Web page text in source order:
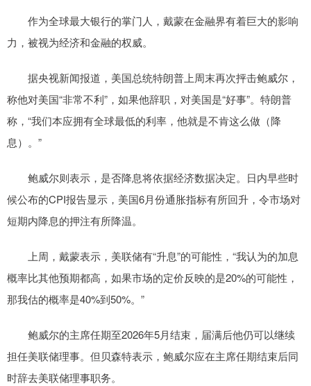
作为全球最大银行的掌门人，戴蒙在金融界有着巨大的影响
力，被视为经济和金融的权威。
据央视新闻报道，美国总统特朗普上周末再次抨击鲍威尔，
称他对美国“非常不利”，如果他辞职，对美国是“好事”。特朗普
称，“我们本应拥有全球最低的利率，他就是不肯这么做（降
息）。”
鲍威尔则表示，是否降息将依据经济数据决定。日内早些时
候公布的CPI报告显示，美国6月份通胀指标有所回升，令市场对
短期内降息的押注有所降温。
上周，戴蒙表示，美联储有“升息”的可能性，“我认为的加息
概率比其他预期都高，如果市场的定价反映的是20%的可能性，
那我估的概率是40%到50%。”
鲍威尔的主席任期至2026年5月结束，届满后他仍可以继续
担任美联储理事。但贝森特表示，鲍威尔应在主席任期结束后同
时辞去美联储理事职务。